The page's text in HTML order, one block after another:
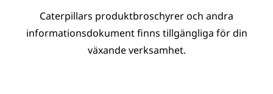
Caterpillars produktbroschyrer och andra
informationsdokument finns tillgängliga för din
växande verksamhet.